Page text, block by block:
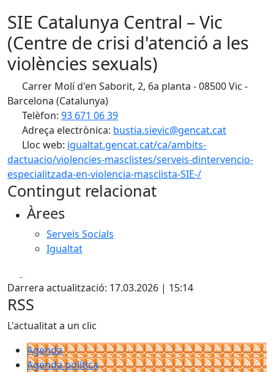
SIE Catalunya Central – Vic
(Centre de crisi d'atenció a les
violències sexuals)
Carrer Molí d'en Saborit, 2, 6a planta - 08500 Vic -
Barcelona (Catalunya)
Telèfon: 93 671 06 39
Adreça electrònica: bustia.sievic@gencat.cat
Lloc web: igualtat.gencat.cat/ca/ambits-
dactuacio/violencies-masclistes/serveis-dintervencio-
especialitzada-en-violencia-masclista-SIE-/
Contingut relacionat
Àrees
Serveis Socials
Igualtat
Darrera actualització: 17.03.2026 | 15:14
RSS
L'actualitat a un clic
Agenda
Agenda política